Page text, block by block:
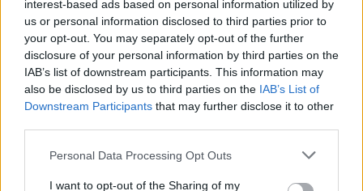
interest-based ads based on personal information utilized by
us or personal information disclosed to third parties prior to
your opt-out. You may separately opt-out of the further
disclosure of your personal information by third parties on the
IAB’s list of downstream participants. This information may
also be disclosed by us to third parties on the IAB’s List of
Downstream Participants that may further disclose it to other
Please note that this website/app uses one or more Google
not limited to your visit or usage behaviour. You may click to
Personal Data Processing Opt Outs
I want to opt-out of the Sharing of my